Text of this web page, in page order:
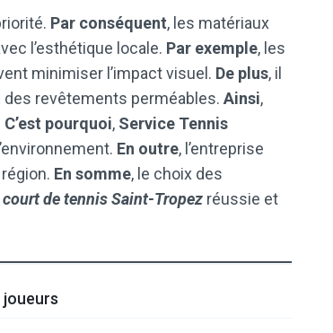
Par conséquent, les matériaux
l’esthétique locale. Par exemple, les
minimiser l’impact visuel. De plus, il
des revêtements perméables. Ainsi,
C’est pourquoi, Service Tennis
En outre, l’entreprise
En somme, le choix des
de tennis Saint-Tropez réussie et